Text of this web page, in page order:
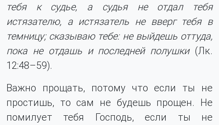
тебя к судье, а судья не отдал тебя
истязателю, а истязатель не вверг тебя в
темницу; сказываю тебе: не выйдешь оттуда,
пока не отдашь и последней полушки(Лк.
12:48–59).
Важно прощать, потому что если ты не
простишь, то сам не будешь прощен. Не
помилует тебя Господь, если ты не